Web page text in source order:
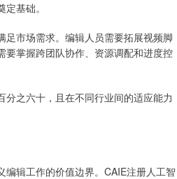
基础。
市场需求。编辑人员需要拓展视频脚
要掌握跨团队协作、资源调配和进度控
之六十，且在不同行业间的适应能力
辑工作的价值边界。CAIE注册人工智